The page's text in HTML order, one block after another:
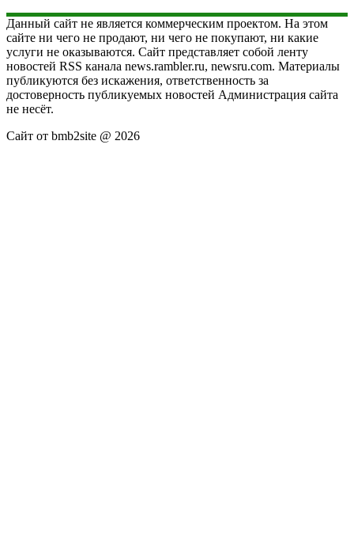
Данный сайт не является коммерческим проектом. На этом
сайте ни чего не продают, ни чего не покупают, ни какие
услуги не оказываются. Сайт представляет собой ленту
новостей RSS канала news.rambler.ru, newsru.com. Материалы
публикуются без искажения, ответственность за
достоверность публикуемых новостей Администрация сайта
не несёт.
Сайт от bmb2site @ 2026